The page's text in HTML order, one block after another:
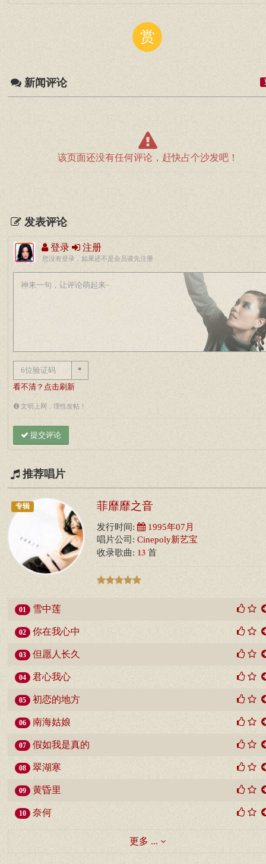
赏
新闻评论
该页面还没有任何评论，赶快占个沙发吧！
发表评论
登录 注册
您没有登录，如果还不是会员请先注册
*
看不清？点击刷新
文明上网，理性发帖！
提交评论
推荐唱片
专辑 菲靡靡之音
发行时间: 1995年07月
唱片公司: Cinepoly新艺宝
收录歌曲: 13 首
01 雪中莲
02 你在我心中
03 但愿人长久
04 君心我心
05 初恋的地方
06 南海姑娘
07 假如我是真的
08 翠湖寒
09 黄昏里
10 奈何
更多 ...